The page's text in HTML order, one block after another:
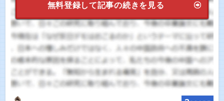
無料登録して記事の続きを見る